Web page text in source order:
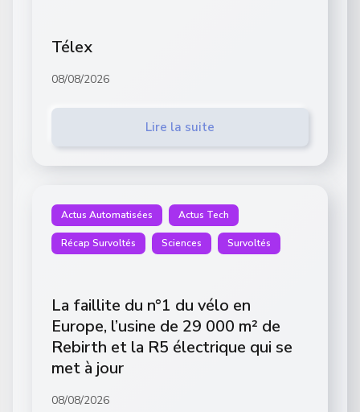
Télex
08/08/2026
Lire la suite
Actus Automatisées Actus Tech
Récap Survoltés Sciences Survoltés
La faillite du n°1 du vélo en
Europe, l’usine de 29 000 m² de
Rebirth et la R5 électrique qui se
met à jour
08/08/2026